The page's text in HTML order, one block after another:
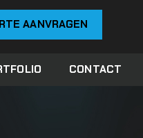
AANVRAGEN
CONTACT